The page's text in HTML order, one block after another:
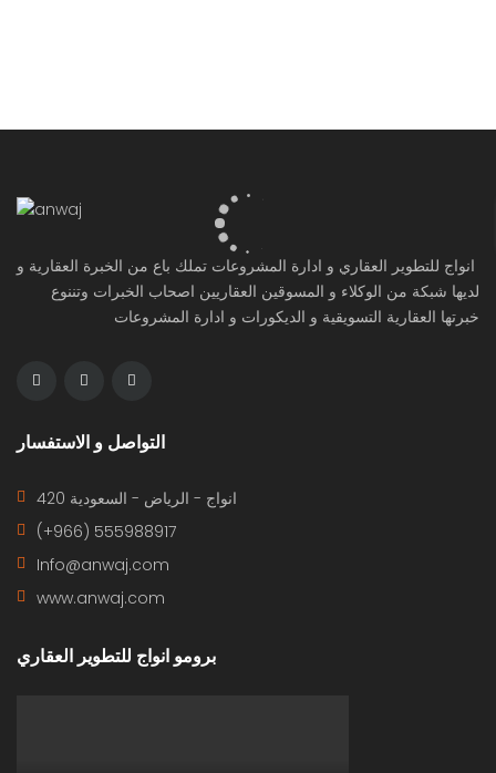
انواج للتطوير العقاري و ادارة المشروعات تملك باع من الخبرة العقارية و
لديها شبكة من الوكلاء و المسوقين العقاريين اصحاب الخبرات وتننوع
خبرتها العقارية التسويقية و الديكورات و ادارة المشروعات
التواصل و الاستفسار
420 انواج - الرياض - السعودية
(+966) 555988917
Info@anwaj.com
www.anwaj.com
برومو انواج للتطوير العقاري